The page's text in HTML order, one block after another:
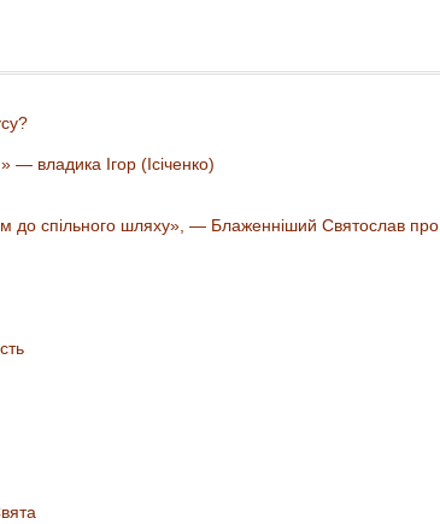
владика Ігор (Ісіченко)
до спільного шляху», — Блаженніший Святослав про